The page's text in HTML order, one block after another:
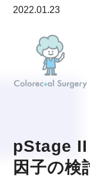
2022.01.23
pStage II
因子の検